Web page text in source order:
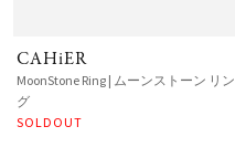
CAHiER
MoonStone Ring | ムーンストーン リン
グ
SOLDOUT